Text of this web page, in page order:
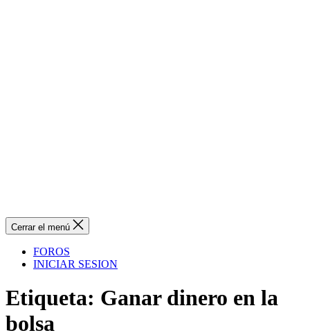
Cerrar el menú
FOROS
INICIAR SESION
Etiqueta: Ganar dinero en la
bolsa